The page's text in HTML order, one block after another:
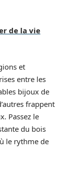
de la vie
et
entre les
bijoux de
frappent
Passez le
du bois
le rythme de